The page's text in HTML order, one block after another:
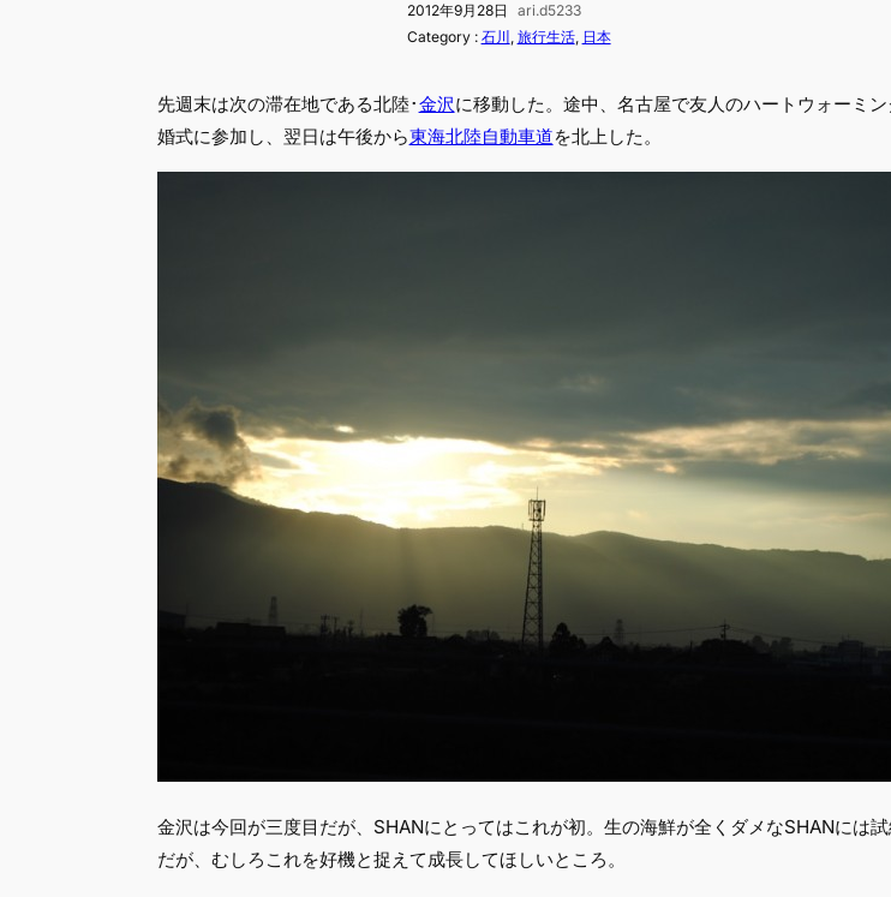
2012年9月28日
ari.d5233
Category : 石川 , 旅行生活, 日本
先週末は次の滞在地である北陸･金沢に移動した。途中、名古屋で友人のハートウォーミ
婚式に参加し、翌日は午後から東海北陸自動車道を北上した。
金沢は今回が三度目だが、SHANにとってはこれが初。生の海鮮が全くダメなSHANには
だが、むしろこれを好機と捉えて成長してほしいところ。